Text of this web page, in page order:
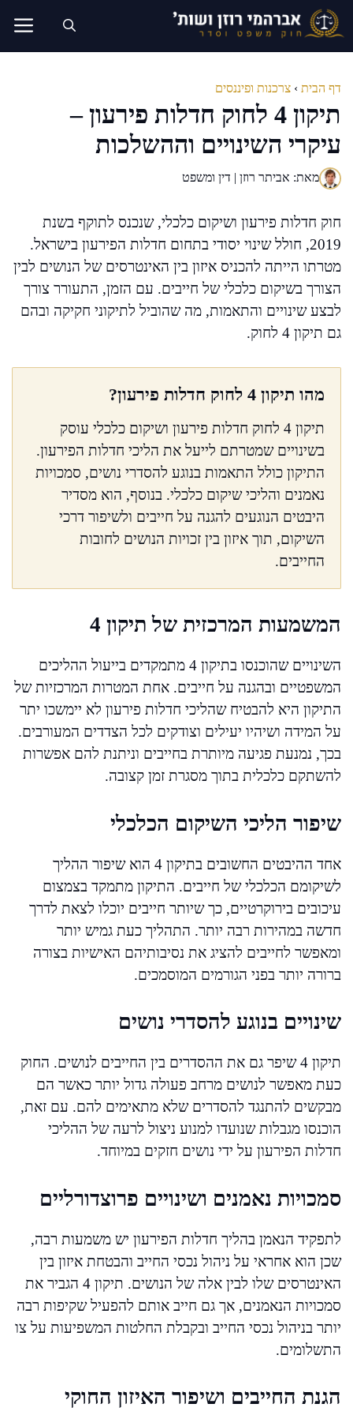
לדלג
לתוכן
דף הבית › צרכנות ופיננסים
תיקון 4 לחוק חדלות פירעון –
עיקרי השינויים וההשלכות
מאת: אביתר רוזן | דין ומשפט
חוק חדלות פירעון ושיקום כלכלי, שנכנס לתוקף בשנת
2019, חולל שינוי יסודי בתחום חדלות הפירעון בישראל.
מטרתו הייתה להכניס איזון בין האינטרסים של הנושים לבין
הצורך בשיקום כלכלי של חייבים. עם הזמן, התעורר צורך
לבצע שינויים והתאמות, מה שהוביל לתיקוני חקיקה ובהם
גם תיקון 4 לחוק.
מהו תיקון 4 לחוק חדלות פירעון?
תיקון 4 לחוק חדלות פירעון ושיקום כלכלי עוסק
בשינויים שמטרתם לייעל את הליכי חדלות הפירעון.
התיקון כולל התאמות בנוגע להסדרי נושים, סמכויות
נאמנים והליכי שיקום כלכלי. בנוסף, הוא מסדיר
היבטים הנוגעים להגנה על חייבים ולשיפור דרכי
השיקום, תוך איזון בין זכויות הנושים לחובות
החייבים.
המשמעות המרכזית של תיקון 4
השינויים שהוכנסו בתיקון 4 מתמקדים בייעול ההליכים
המשפטיים ובהגנה על חייבים. אחת המטרות המרכזיות של
התיקון היא להבטיח שהליכי חדלות פירעון לא יימשכו יתר
על המידה ושיהיו יעילים וצודקים לכל הצדדים המעורבים.
בכך, נמנעת פגיעה מיותרת בחייבים וניתנת להם אפשרות
להשתקם כלכלית בתוך מסגרת זמן קצובה.
שיפור הליכי השיקום הכלכלי
אחד ההיבטים החשובים בתיקון 4 הוא שיפור ההליך
לשיקומם הכלכלי של חייבים. התיקון מתמקד בצמצום
עיכובים בירוקרטיים, כך שיותר חייבים יוכלו לצאת לדרך
חדשה במהירות רבה יותר. התהליך כעת גמיש יותר
ומאפשר לחייבים להציג את נסיבותיהם האישיות בצורה
ברורה יותר בפני הגורמים המוסמכים.
שינויים בנוגע להסדרי נושים
תיקון 4 שיפר גם את ההסדרים בין החייבים לנושים. החוק
כעת מאפשר לנושים מרחב פעולה גדול יותר כאשר הם
מבקשים להתנגד להסדרים שלא מתאימים להם. עם זאת,
הוכנסו מגבלות שנועדו למנוע ניצול לרעה של ההליכי
חדלות הפירעון על ידי נושים חזקים במיוחד.
סמכויות נאמנים ושינויים פרוצדורליים
לתפקיד הנאמן בהליך חדלות הפירעון יש משמעות רבה,
שכן הוא אחראי על ניהול נכסי החייב והבטחת איזון בין
האינטרסים שלו לבין אלה של הנושים. תיקון 4 הגביר את
סמכויות הנאמנים, אך גם חייב אותם להפעיל שקיפות רבה
יותר בניהול נכסי החייב ובקבלת החלטות המשפיעות על צו
התשלומים.
הגנת החייבים ושיפור האיזון החוקי